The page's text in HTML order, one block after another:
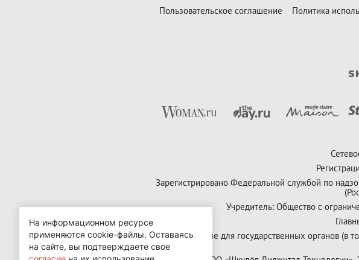
Пользовательское соглашение
Политика
Зарегистрировано Федеральной службой по
Учредитель: Общество с
Контактные данные для государственных органов (в